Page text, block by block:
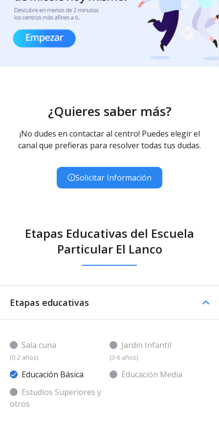
¿Quieres saber más?
¡No dudes en contactar al centro! Puedes elegir el
canal que prefieras para resolver todas tus dudas.
Solicitar Información
Etapas Educativas del Escuela
Particular El Lanco
Etapas educativas
Sala cuna
(0-2 años)
Jardin Infantil
(3-6 años)
Educación Básica
Educación Media
Estudios Superiores y
otros